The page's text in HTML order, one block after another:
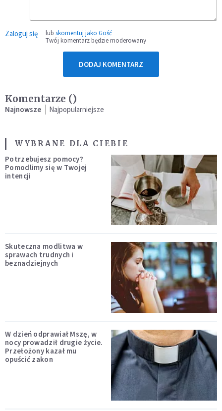
Zaloguj się lub skomentuj jako Gość
Twój komentarz będzie moderowany
DODAJ KOMENTARZ
Komentarze ()
Najnowsze Najpopularniejsze
WYBRANE DLA CIEBIE
Potrzebujesz pomocy?
Pomodlimy się w Twojej
intencji
Skuteczna modlitwa w
sprawach trudnych i
beznadziejnych
W dzień odprawiał Mszę, w
nocy prowadził drugie życie.
Przełożony kazał mu
opuścić zakon